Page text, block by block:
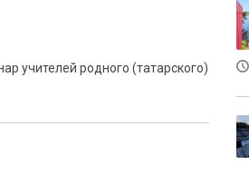
учителей родного (татарского)